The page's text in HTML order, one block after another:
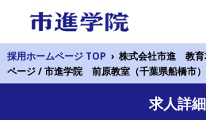
採用ホームページ TOP › 株式会社市進 教育
ページ / 市進学院 前原教室（千葉県船橋市）
求人詳細